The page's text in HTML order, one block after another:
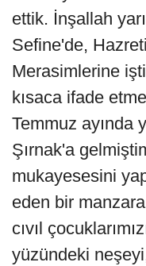
ettik. İnşallah
Sefine'de,
Merasimlerine
kısaca ifade
Temmuz ayında
Şırnak'a
mukayesesini
eden bir
cıvıl
yüzündeki